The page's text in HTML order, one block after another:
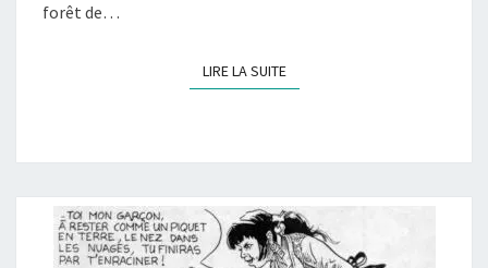
forêt de…
LIRE LA SUITELIRE LA SUITE